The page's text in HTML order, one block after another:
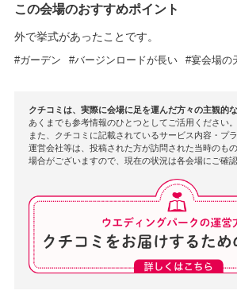
この会場のおすすめポイント
外で挙式があったことです。
ガーデン バージンロードが長い 宴会場の
クチコミは、実際に会場に足を運んだ方々の主観的
あくまでも参考情報のひとつとしてご活用ください。
また、クチコミに記載されているサービス内容・プ
運営会社等は、投稿された方が訪問された当時のも
場合がございますので、現在の状況は各会場にご確認